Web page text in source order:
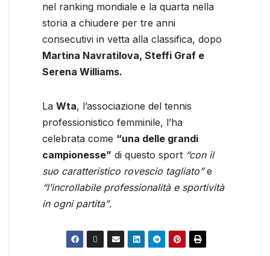
nel ranking mondiale e la quarta nella
storia a chiudere per tre anni
consecutivi in vetta alla classifica, dopo
Martina Navratilova, Steffi Graf e
Serena Williams.
La Wta, l’associazione del tennis
professionistico femminile, l’ha
celebrata come “una delle grandi
campionesse” di questo sport “con il
suo caratteristico rovescio tagliato”e
“l’incrollabile professionalità e sportività
in ogni partita”.